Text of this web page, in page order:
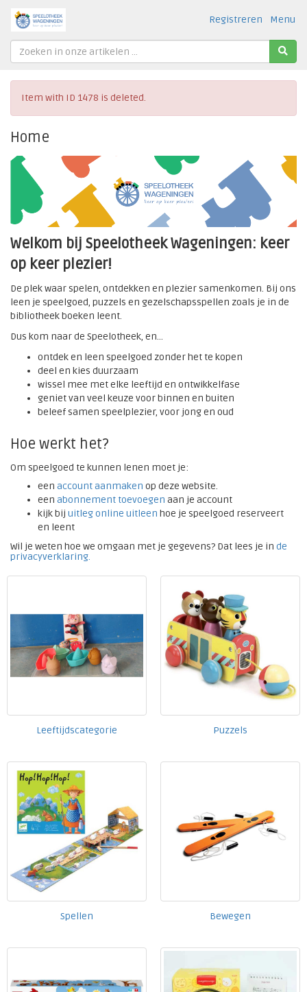
Menu
Registreren
Item with ID 1478 is deleted.
Home
Welkom bij Speelotheek Wageningen: keer
op keer plezier!
De plek waar spelen, ontdekken en plezier samenkomen. Bij ons
leen je speelgoed, puzzels en gezelschapsspellen zoals je in de
bibliotheek boeken leent.
Dus kom naar de Speelotheek, en...
ontdek en leen speelgoed zonder het te kopen
deel en kies duurzaam
wissel mee met elke leeftijd en ontwikkelfase
geniet van veel keuze voor binnen en buiten
beleef samen speelplezier, voor jong en oud
Hoe werkt het?
Om speelgoed te kunnen lenen moet je:
een account aanmaken op deze website.
een abonnement toevoegen aan je account
kijk bij uitleg online uitleen hoe je speelgoed reserveert
en leent
Wil je weten hoe we omgaan met je gegevens? Dat lees je in de
privacyverklaring.
Leeftijdscategorie Puzzels
Spellen Bewegen